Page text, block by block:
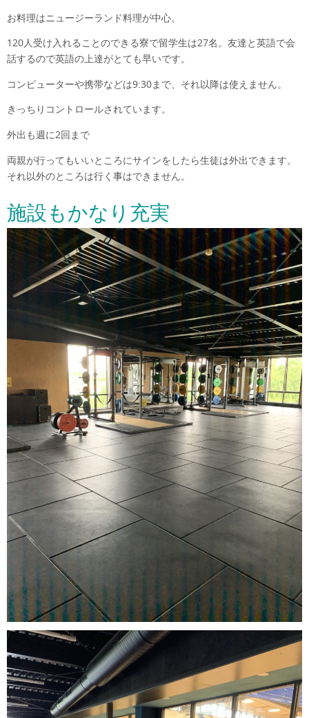
お料理はニュージーランド料理が中心。
120人受け入れることのできる寮で留学生は27名。友達と英語で会
話するので英語の上達がとても早いです。
コンピューターや携帯などは9:30まで、それ以降は使えません。
きっちりコントロールされています。
外出も週に2回まで
両親が行ってもいいところにサインをしたら生徒は外出できます。
それ以外のところは行く事はできません。
施設もかなり充実